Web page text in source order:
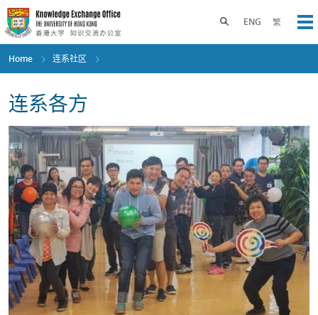
Skip
to
main
content
ENG 繁
Toggle search panel
Home 连系社区
连系各方